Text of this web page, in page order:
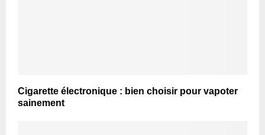
Cigarette électronique : bien choisir pour vapoter
sainement